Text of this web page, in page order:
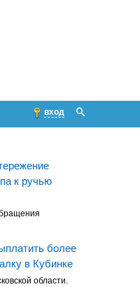
вход
к ручью
более
в Кубинке
области.